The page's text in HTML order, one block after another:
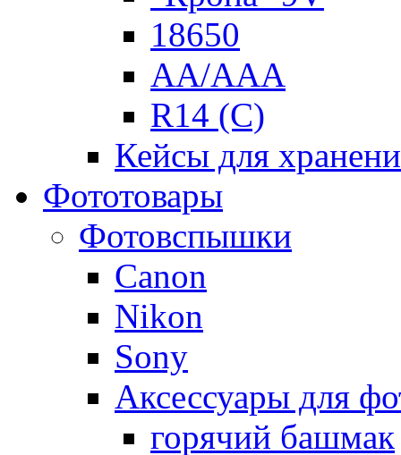
18650
AA/AAA
R14 (C)
Кейсы для
Фототовары
Фотовспышки
Canon
Nikon
Sony
Аксессуары для
горячий башмак